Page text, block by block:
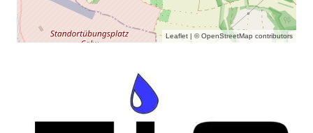
Leaflet | ©OpenStreetMap contributors